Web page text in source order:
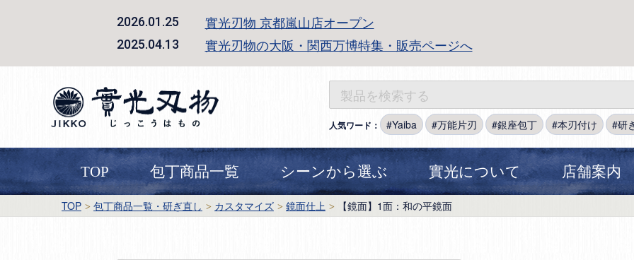
2026.01.25 實光刃物 京都嵐山店オープン
2025.04.13 實光刃物の大阪・関西万博特集・販売ページへ
人気ワード： Yaiba 万能片刃 銀座包丁 本刃付け 研
TOP 包丁商品一覧 シーンから選ぶ 實光について 店舗案内
TOP 包丁商品一覧・研ぎ直し カスタマイズ 鏡面仕上 【鏡面】1面：和の平鏡面